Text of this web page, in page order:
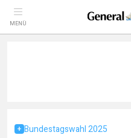
MENÜ
Bundestagswahl 2025